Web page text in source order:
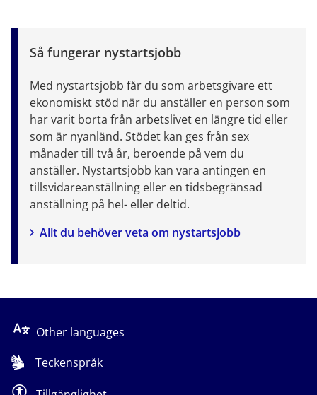
Så fungerar nystartsjobb
Med nystartsjobb får du som arbetsgivare ett
ekonomiskt stöd när du anställer en person som
har varit borta från arbetslivet en längre tid eller
som är nyanländ. Stödet kan ges från sex
månader till två år, beroende på vem du
anställer. Nystartsjobb kan vara antingen en
tillsvidareanställning eller en tidsbegränsad
anställning på hel- eller deltid.
Allt du behöver veta om nystartsjobb
Other languages
Teckenspråk